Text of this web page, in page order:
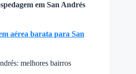
em San Andrés
aérea barata para San
melhores bairros